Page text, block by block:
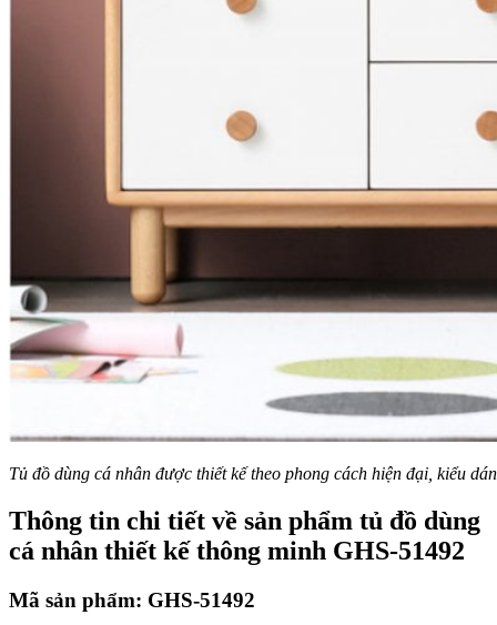
Tủ đồ dùng cá nhân được thiết kế theo phong cách hiện đại, kiểu
Thông tin chi tiết về sản phẩm tủ đồ dùng
cá nhân thiết kế thông minh GHS-51492
Mã sản phẩm: GHS-51492